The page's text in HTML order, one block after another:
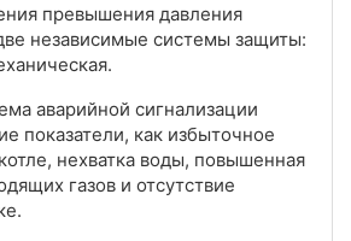
превышения давления
независимые системы защиты:
аварийной сигнализации
показатели, как избыточное
нехватка воды, повышенная
газов и отсутствие